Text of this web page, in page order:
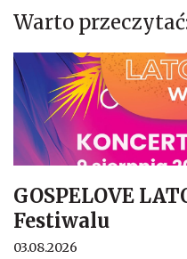
Warto
GOSPELOVE
Festiwalu
03.08.2026